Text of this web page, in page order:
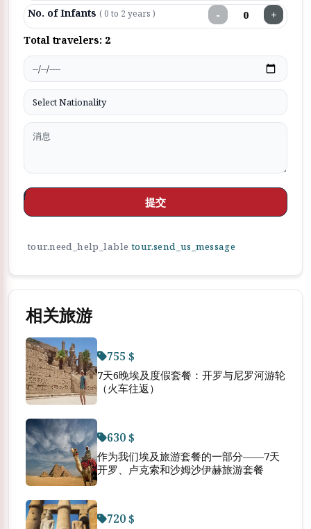
No. of Infants ( 0 to 2 years ) − +
Total travelers: 2
提交
tour.need_help_lable tour.send_us_message
相关旅游
755 $
7天6晚埃及度假套餐：开罗与尼罗河游轮
（火车往返）
630 $
作为我们埃及旅游套餐的一部分——7天
开罗、卢克索和沙姆沙伊赫旅游套餐
720 $